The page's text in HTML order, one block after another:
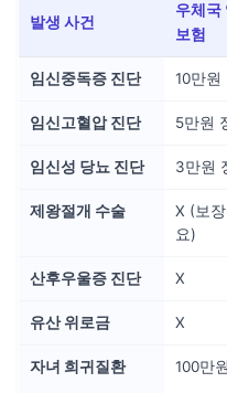
발생 사건
우체국
보험
임신중독증 진단 10만원
임신고혈압 진단 5만원
임신성 당뇨 진단 3만원
제왕절개 수술
X (보
요)
산후우울증 진단 X
유산 위로금 X
자녀 희귀질환 100만